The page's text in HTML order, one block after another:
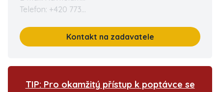
Telefon: +420 773...
Kontakt na zadavatele
TIP: Pro okamžitý přístup k poptávce se